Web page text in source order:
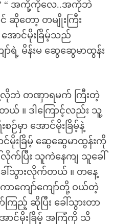
“ အကို့ကိုလေ..အကိုဘဲ
ဆိုတော့ တမျိုးကြီး
ာင်မိုးခြိမ့်သည်
ာ်ရဲ့ မိန်းမ ဆွေဆွေမာထွန်း
ဘဲ တဏှာရမက် ကြီးတဲ့
င် တယ် ။ ဒါကြောင့်လည်း သူ့
မှာ အောင်မိုးခြိမ့်နဲ့
မိုးခြိမ့် ဆွေဆွေမာထွန်းကို
ါ်လိုက်ပြီး သူကဲနေကျ သူခေါ်
ေါ်သွားလိုက်တယ် ။ တနေ့
ာကျော်ကျော်တို့ ဝယ်တဲ့
ည့် ဆိုပြီး ခေါ်သွားတာ
ာင်မိုးခြိမ့် အကြံကို သိ